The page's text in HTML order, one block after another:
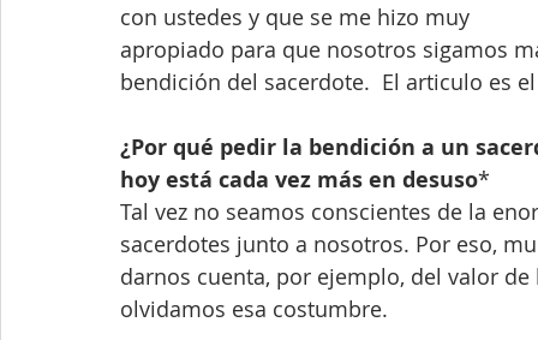
con ustedes y que se me hizo muy
apropiado para que nosotros sigamos
bendición del sacerdote.  El articulo es
¿Por qué pedir la bendición a un
hoy está cada vez más en desuso*
Tal vez no seamos conscientes de la
sacerdotes junto a nosotros. Por eso,
darnos cuenta, por ejemplo, del valor
olvidamos esa costumbre.